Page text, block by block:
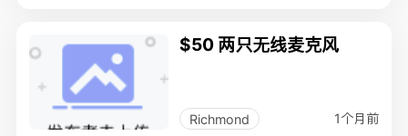
$50 两只无线麦克风
Richmond 1个月前